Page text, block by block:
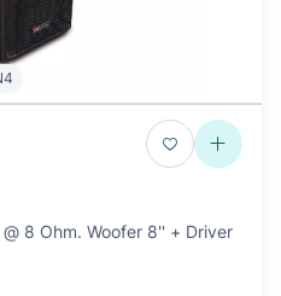
8 Ohm. Woofer 8'' + Driver